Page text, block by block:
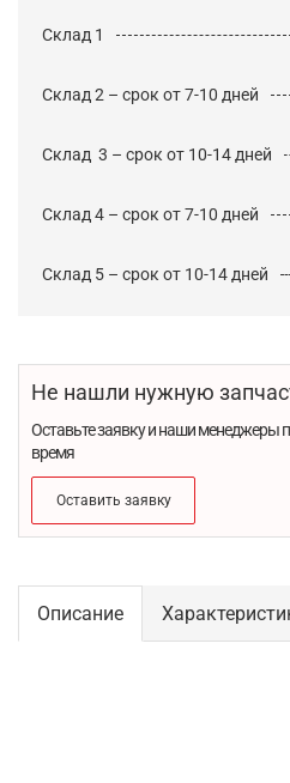
Склад 1
Склад 2 – срок от 7-10 дней
Cклад 3 – срок от 10-14 дней
Склад 4 – срок от 7-10 дней
Склад 5 – срок от 10-14 дней
Не нашли нужную
Оставьте заявку и наши менеджеры
время
Оставить заявку
Описание